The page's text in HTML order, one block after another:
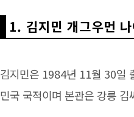
1. 김지민 개그우먼 나
김지민은 1984년 11월 30일
민국 국적이며 본관은 강릉 김